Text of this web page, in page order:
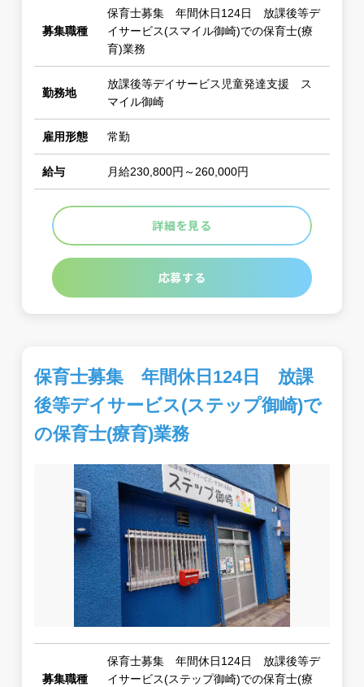
募集職種
保育士募集 年間休日124日 放課後等デ
イサービス(スマイル御崎)での保育士(療
育)業務
勤務地
放課後等デイサービス児童発達支援 ス
マイル御崎
雇用形態 常勤
給与 月給230,800円～260,000円
詳細を見る
応募する
保育士募集 年間休日124日 放課
後等デイサービス(ステップ御崎)で
の保育士(療育)業務
募集職種
保育士募集 年間休日124日 放課後等デ
イサービス(ステップ御崎)での保育士(療